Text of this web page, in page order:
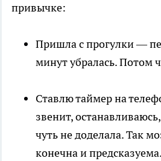
привычке:
Пришла с прогулки —
минут убралась. Потом
Ставлю таймер на
звенит,
чуть не доделала. Так
конечна и предсказуема.